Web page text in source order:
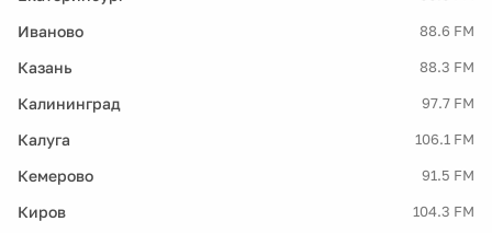
Иваново 88.6 FM
Казань 88.3 FM
Калининград 97.7 FM
Калуга 106.1 FM
Кемерово 91.5 FM
Киров 104.3 FM